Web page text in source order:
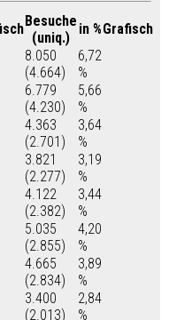
Besuche
(uniq.)
in %Grafisch
8.050
(4.664)
6,72
%
6.779
(4.230)
5,66
%
4.363
(2.701)
3,64
%
3.821
(2.277)
3,19
%
4.122
(2.382)
3,44
%
5.035
(2.855)
4,20
%
4.665
(2.834)
3,89
%
3.400
(2.013)
2,84
%